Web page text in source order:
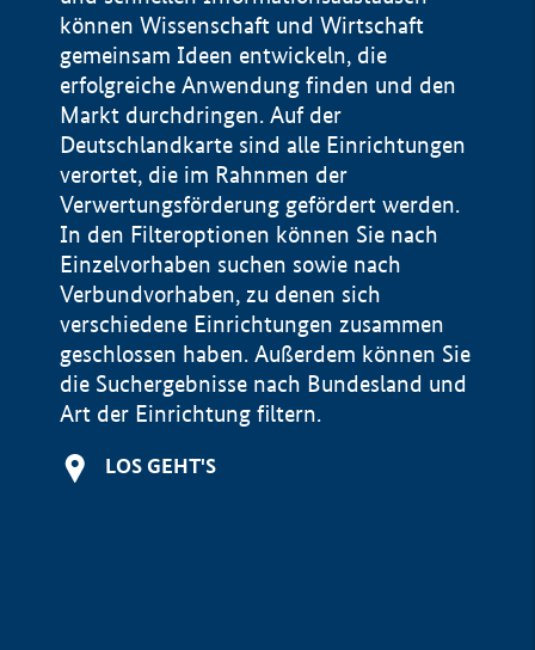
können Wissenschaft und Wirtschaft
gemeinsam Ideen entwickeln, die
erfolgreiche Anwendung finden und den
Markt durchdringen. Auf der
Deutschlandkarte sind alle Einrichtungen
verortet, die im Rahnmen der
Verwertungsförderung gefördert werden.
In den Filteroptionen können Sie nach
Einzelvorhaben suchen sowie nach
Verbundvorhaben, zu denen sich
verschiedene Einrichtungen zusammen
geschlossen haben. Außerdem können Sie
die Suchergebnisse nach Bundesland und
Art der Einrichtung filtern.
LOS GEHT'S